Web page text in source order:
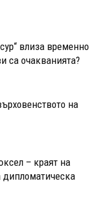
влиза временно
са очакванията?
на
– краят на
дипломатическа